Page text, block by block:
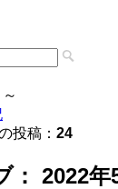
投稿： 24
： 2022年